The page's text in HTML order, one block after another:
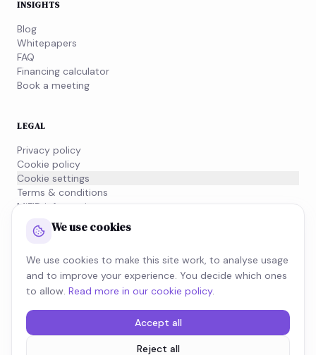
INSIGHTS
Blog
Whitepapers
FAQ
Financing calculator
Book a meeting
LEGAL
Privacy policy
Cookie policy
Cookie settings
Terms & conditions
MiFID information
Subscribe to our newsletter and stay on top of what's
moving in the tax world.
We use cookies
We use cookies to make this site work, to analyse usage
and to improve your experience. You decide which ones
to allow. Read more in our cookie policy.
Accept all
Reject all